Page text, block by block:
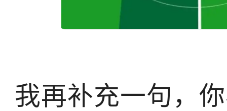
我再补充一句，